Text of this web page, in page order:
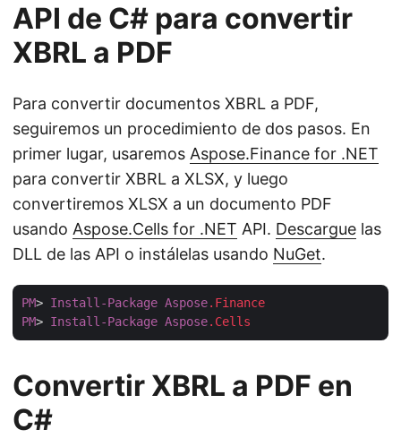
API de C# para convertir
XBRL a PDF
Para convertir documentos XBRL a PDF,
seguiremos un procedimiento de dos pasos. En
primer lugar, usaremos Aspose.Finance for .NET
para convertir XBRL a XLSX, y luego
convertiremos XLSX a un documento PDF
usando Aspose.Cells for .NET API. Descargue las
DLL de las API o instálelas usando NuGet.
PM> Install-Package Aspose.Finance
PM> Install-Package Aspose.Cells
Convertir XBRL a PDF en
C#